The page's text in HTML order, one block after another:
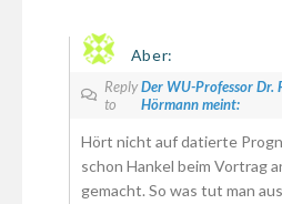
Aber:
Reply
to
Der WU-Professor Dr.
Hörmann meint:
Hört nicht auf datierte
schon Hankel beim Vortrag
gemacht. So was tut man